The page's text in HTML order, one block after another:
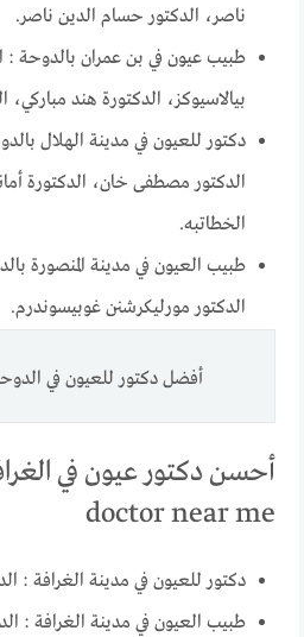
ناصر، الدكتور حسام الدين ناصر.
طبيب عيون في بن عمران بالدوحة :
بيالاسيوكز، الدكتورة هند
دكتور للعيون في مدينة الهلال
الدكتور مصطفى خان، الدكتورة
الخطاتبه.
طبيب العيون في مدينة المنصورة
الدكتور مورليكرشنن غوبيسوندرم.
أفضل دكتور للعيون في
doctor near me
دكتور للعيون في مدينة الغرافة :
طبيب العيون في مدينة الغرافة :